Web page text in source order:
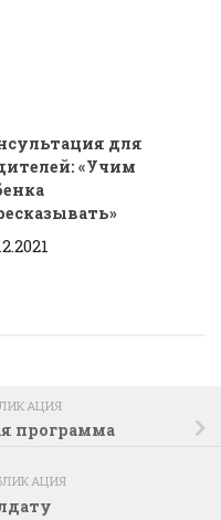
для
«Учим
программа